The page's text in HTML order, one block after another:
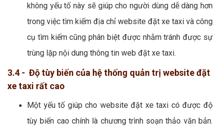
không yếu tố này sẽ giúp cho người dùng dễ dàng hơn
trong việc tìm kiếm địa chỉ website đặt xe taxi và công
cụ tìm kiếm cũng phân biệt được nhằm tránh được sự
trùng lặp nội dung thông tin web đặt xe taxi.
3.4 - Độ tùy biến của hệ thống quản trị website đặt
xe taxi rất cao
Một yếu tố giúp cho website đặt xe taxi có được độ
tùy biến cao chính là chương trình soạn thảo văn bản.